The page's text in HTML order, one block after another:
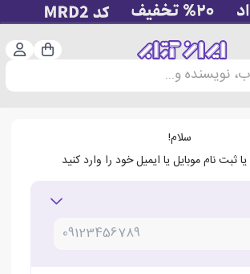
سبد
نویسنده و...
سلام!
ثبت نام موبایل یا ایمیل خود را وارد کنید